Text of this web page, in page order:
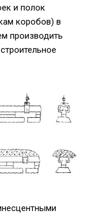
и полок
коробов) в
производить